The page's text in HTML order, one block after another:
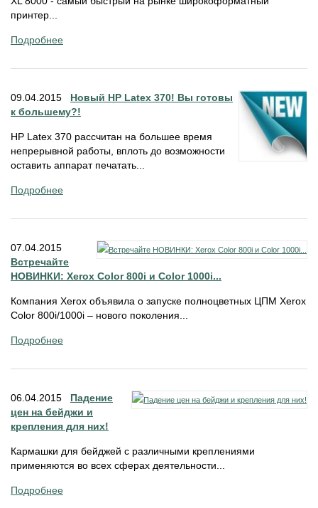
принтер...
Подробнее
09.04.2015 Новый HP Latex 370! Вы готовы
к большему?!
HP Latex 370 рассчитан на большее время
непрерывной работы, вплоть до возможности
оставить аппарат печатать...
Подробнее
07.04.2015
Встречайте
НОВИНКИ: Xerox Color 800i и Color 1000i...
Компания Xerox объявила о запуске полноцветных ЦПМ Xerox
Color 800i/1000i – нового поколения...
Подробнее
06.04.2015 Падение
цен на бейджи и
крепления для них!
Кармашки для бейджей с различными креплениями
применяются во всех сферах деятельности...
Подробнее